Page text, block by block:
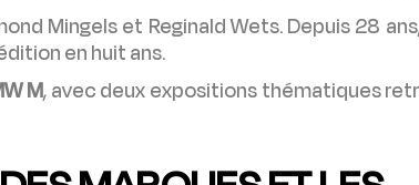
Mingels et Reginald Wets. Depuis 28
en huit ans.
M, avec deux expositions thématiques